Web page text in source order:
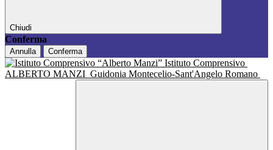
Chiudi
Conferma
Annulla Conferma
Istituto Comprensivo
ALBERTO MANZI Guidonia Montecelio-Sant'Angelo Romano